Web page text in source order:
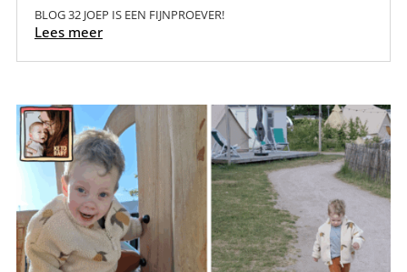
BLOG 32 JOEP IS EEN FIJNPROEVER!
Lees meer